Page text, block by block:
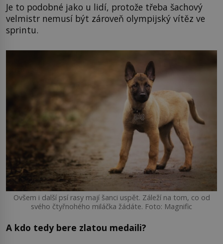
Je to podobné jako u lidí, protože třeba šachový
velmistr nemusí být zároveň olympijský vítěz ve
sprintu.
Ovšem i další psí rasy mají šanci uspět. Záleží na tom, co od
svého čtyřnohého miláčka žádáte. Foto: Magnific
A kdo tedy bere zlatou medaili?